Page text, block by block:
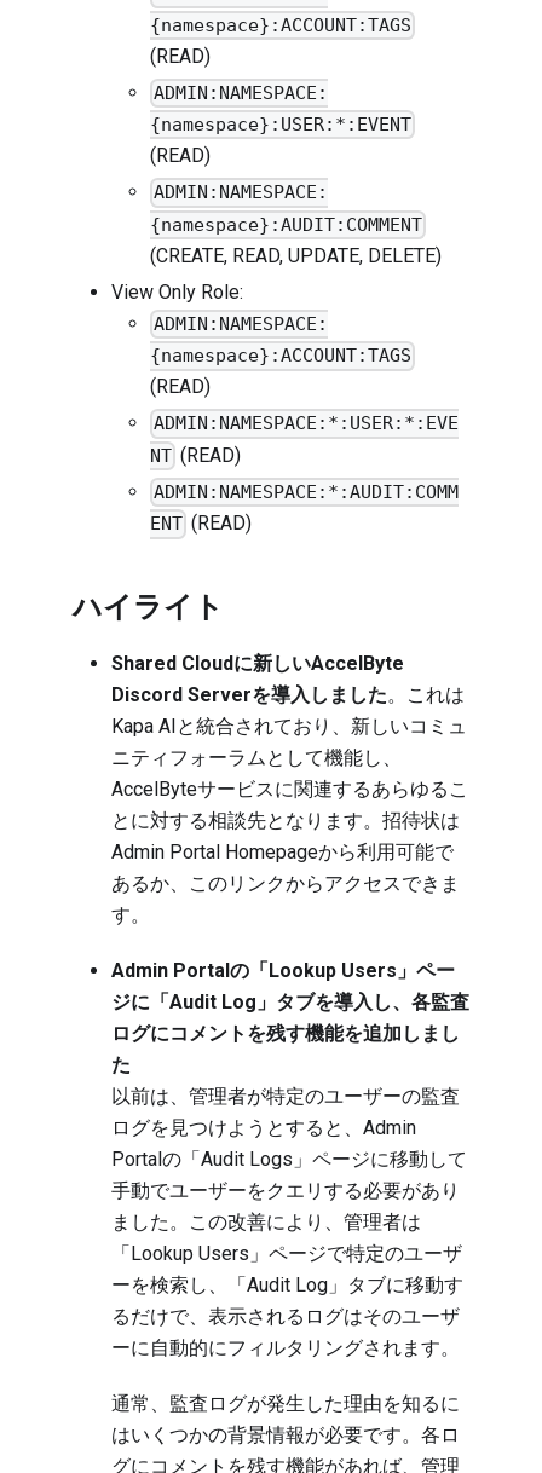
{namespace}:ACCOUNT:TAGS
(READ)
ADMIN:NAMESPACE:
{namespace}:USER:*:EVENT
(READ)
ADMIN:NAMESPACE:
{namespace}:AUDIT:COMMENT
(CREATE, READ, UPDATE, DELETE)
View Only Role:
ADMIN:NAMESPACE:
{namespace}:ACCOUNT:TAGS
(READ)
ADMIN:NAMESPACE:*:USER:*:EVE
NT (READ)
ADMIN:NAMESPACE:*:AUDIT:COMM
ENT (READ)
ハイライト
Shared Cloudに新しいAccelByte
Discord Serverを導入しました。これは
Kapa AI と統合されており、新しいコミュ
ニティフォーラムとして機能し、
AccelByteサービスに関連するあらゆるこ
とに対する相談先となります。招待状は
Admin Portal Homepageから利用可能で
あるか、このリンクからアクセスできま
す。
Admin Portalの「Lookup Users」ペー
ジに「Audit Log」タブを導入し、各監査
ログにコメントを残す機能を追加しまし
た
以前は、管理者が特定のユーザーの監査
ログを見つけようとすると、Admin
Portalの「Audit Logs」ページに移動して
手動でユーザーをクエリする必要があり
ました。この改善により、管理者は
「Lookup Users」ページで特定のユーザ
ーを検索し、「Audit Log」タブに移動す
るだけで、表示されるログはそのユーザ
ーに自動的にフィルタリングされます。
通常、監査ログが発生した理由を知るに
はいくつかの背景情報が必要です。各ロ
グにコメントを残す機能があれば、管理